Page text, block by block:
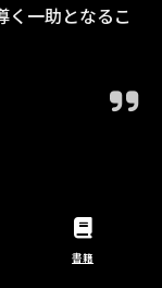
く一助となるこ
書籍